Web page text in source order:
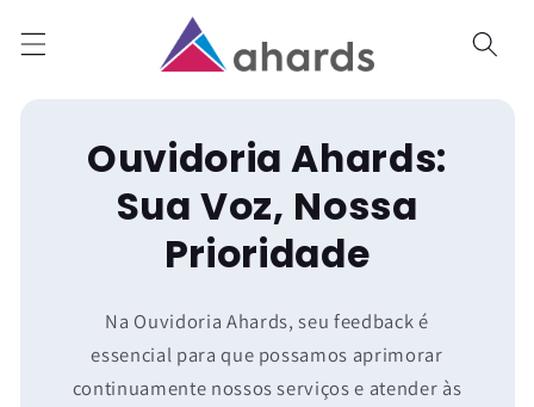
para o
conteúdo
Ouvidoria Ahards:
Sua Voz, Nossa
Prioridade
Na Ouvidoria Ahards, seu feedback é
essencial para que possamos aprimorar
continuamente nossos serviços e atender às